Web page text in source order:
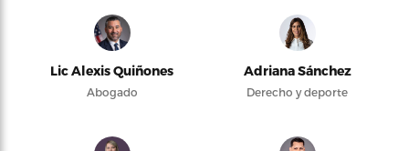
Lic Alexis Quiñones
Abogado
Adriana Sánchez
Derecho y deporte